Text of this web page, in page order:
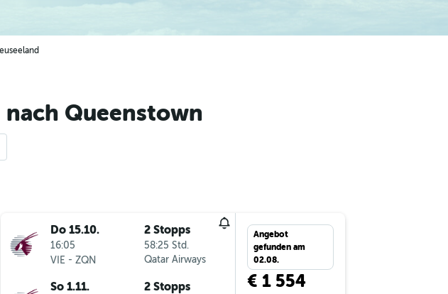
Queenstown
Do 15.10.
16:05
VIE - ZQN
2 Stopps
58:25 Std.
Qatar Airways
So 1.11. 2 Stopps
Angebot
gefunden am
02.08.
€ 1 554